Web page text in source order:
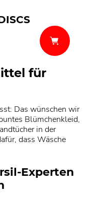
für
Das wünschen wir
Blümchenkleid,
in der
dass Wäsche
Experten